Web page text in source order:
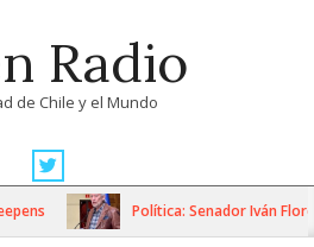
Radio
de Chile y el Mundo
Política: Senador Iván